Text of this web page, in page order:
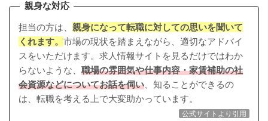
親身な対応
担当の方は、 親身になって転職に対しての思いを聞いて
くれます。 市場の現状を踏まえながら、適切なアドバイ
スをいただけます。求人情報サイトを見るだけではわか
らないような、 職場の雰囲気や仕事内容・家賃補助の社
会資源などについてお話を伺い 、知ることができるの
は、転職を考える上で大変助かっています。
公式サイトより引用